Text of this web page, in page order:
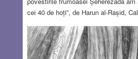
cei 40 de hoți”, de Harun al-Rașid,